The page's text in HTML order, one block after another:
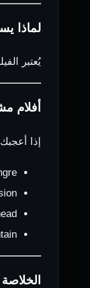
لماذا
يُعتبر
أفلام
إذا
الخلاصة